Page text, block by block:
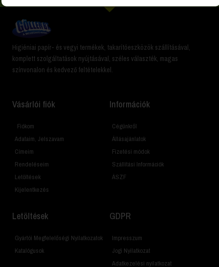
Higiéniai papír- és vegyi termékek, takarítóeszközök szállításával,
komplett szolgáltatások nyújtásával, széles választék, magas
színvonalon és kedvező feltételekkel.
Vásárlói fiók
Fiókom
Adataim, Jelszavam
Címeim
Rendeléseim
Letöltések
Kijelentkezés
Információk
Cégünkről
Állásajánlatok
Fizetési módok
Szállítási Információk
ÁSZF
Letöltések
Gyártói Megfelelőségi Nyilatkozatok
Katalógusok
GDPR
Impresszum
Jogi Nyilatkozat
Adatkezelési nyilatkozat